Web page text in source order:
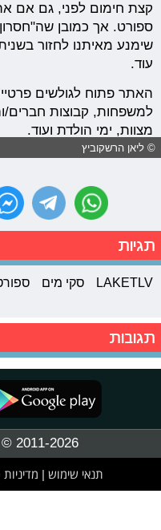
קצת חימום לפני, גם אם
ספורט. אך כמובן
שימנע מאיתנו לחזור
עוד.
האתר פתוח לגולשים
למשפחות, קבוצות חברים/
מצוות, ימי הולדת ועוד.
© ליאן הרשקוביץ
תגיות
LAKETLV סקי מים
תגובות
2011-2026 © פרוגי תקשורת בע"מ
תנאי שימוש